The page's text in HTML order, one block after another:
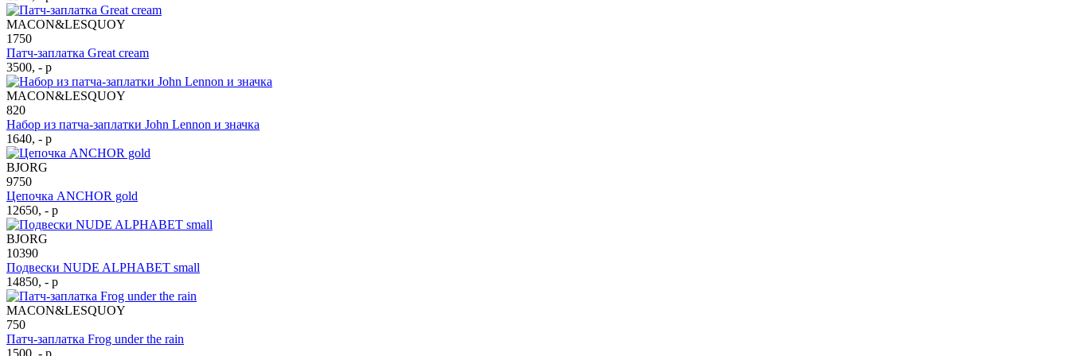
MACON&LESQUOY
1750
Патч-заплатка Great cream
3500, - р
MACON&LESQUOY
820
Набор из патча-заплатки John Lennon и значка
1640, - р
BJORG
9750
Цепочка ANCHOR gold
12650, - р
BJORG
10390
Подвески NUDE ALPHABET small
14850, - р
MACON&LESQUOY
750
Патч-заплатка Frog under the rain
1500, - р